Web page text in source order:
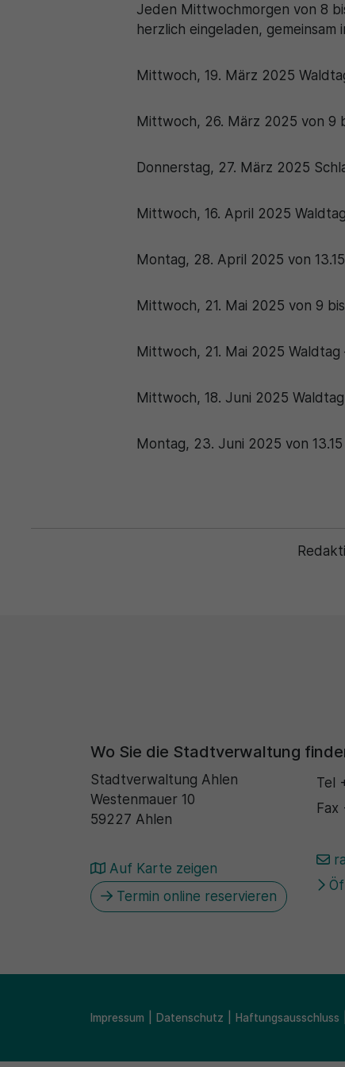
Jeden Mittwochmorgen von 8
herzlich eingeladen,
Mittwoch, 19. März 2025
Mittwoch, 26. März 2025 von 9
Donnerstag, 27. März 2025
Mittwoch, 16. April 2025
Montag, 28. April 2025 von
Mittwoch, 21. Mai 2025 von 9
Mittwoch, 21. Mai 2025
Mittwoch, 18. Juni 2025
Montag, 23. Juni 2025 von
Wo Sie die Stadtverwaltung
Stadtverwaltung Ahlen
Westenmauer 10
59227 Ahlen
Auf Karte zeigen
Termin online reservieren
Tel
Fax
Impressum Datenschutz Haftungsausschluss